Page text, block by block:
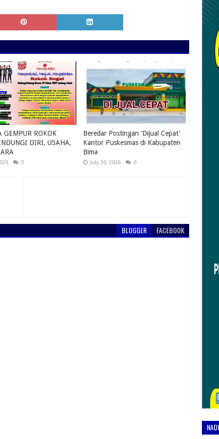
GEMPUR ROKOK
DIRI, USAHA,
0
Beredar Postingan 'Dijual Cepat'
Kantor Puskesmas di Kabupaten
Bima
July 30, 2026 0
BLOGGER FACEBOOK